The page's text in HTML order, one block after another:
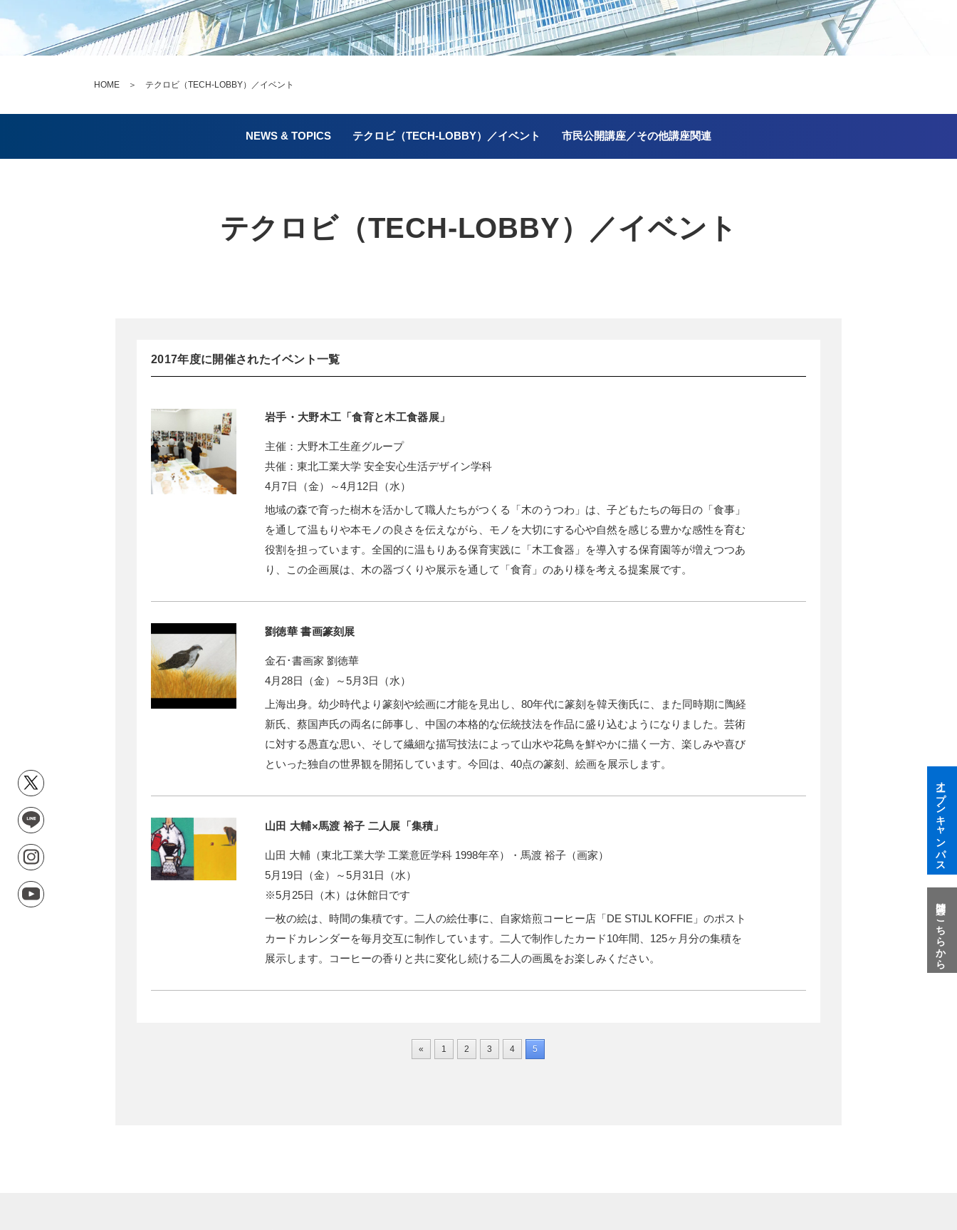
HOME ＞ テクロビ（TECH-LOBBY）／イベント
NEWS & TOPICS テクロビ（TECH-LOBBY）／イベント 市民公開講座／その他講座関連
テクロビ（TECH-LOBBY）／イベント
2017年度に開催されたイベント一覧
岩手・大野木工「食育と木工食器展」
主催：大野木工生産グループ
共催：東北工業大学 安全安心生活デザイン学科
4月7日（金）～4月12日（水）
地域の森で育った樹木を活かして職人たちがつくる「木のうつわ」は、子どもたちの毎日の「食事」
を通して温もりや本モノの良さを伝えながら、モノを大切にする心や自然を感じる豊かな感性を育む
役割を担っています。全国的に温もりある保育実践に「木工食器」を導入する保育園等が増えつつあ
り、この企画展は、木の器づくりや展示を通して「食育」のあり様を考える提案展です。
劉徳華 書画篆刻展
金石･書画家 劉徳華
4月28日（金）～5月3日（水）
上海出身。幼少時代より篆刻や絵画に才能を見出し、80年代に篆刻を韓天衡氏に、また同時期に陶経
新氏、蔡国声氏の両名に師事し、中国の本格的な伝統技法を作品に盛り込むようになりました。芸術
に対する愚直な思い、そして繊細な描写技法によって山水や花鳥を鮮やかに描く一方、楽しみや喜び
といった独自の世界観を開拓しています。今回は、40点の篆刻、絵画を展示します。
山田 大輔×馬渡 裕子 二人展「集積」
山田 大輔（東北工業大学 工業意匠学科 1998年卒）・馬渡 裕子（画家）
5月19日（金）～5月31日（水）
※5月25日（木）は休館日です
一枚の絵は、時間の集積です。二人の絵仕事に、自家焙煎コーヒー店「DE STIJL KOFFIE」のポスト
カードカレンダーを毎月交互に制作しています。二人で制作したカード10年間、125ヶ月分の集積を
展示します。コーヒーの香りと共に変化し続ける二人の画風をお楽しみください。
« 1 2 3 4 5
オープンキャンパス
質問はこちらから